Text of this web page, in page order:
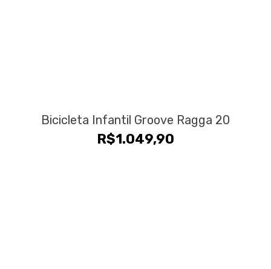
Bicicleta Infantil Groove Ragga 20
R$1.049,90